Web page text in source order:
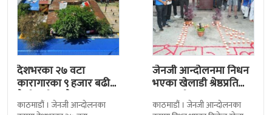
देशभरका २७ वटा
कारागारका ९ हजार बढी
कैदीबन्दी अझै फरार
काठमाडौं । जेनजी आन्दोलनका
जेनजी आन्दोलनमा निधन
भएका खेलाडी श्रेष्ठप्रति
श्रद्धाञ्जली
काठमाडौं । जेनजी आन्दोलनका